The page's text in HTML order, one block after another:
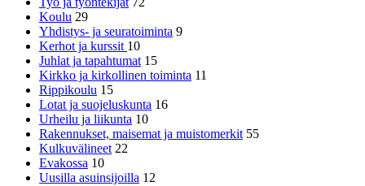
Koulu 29
Yhdistys- ja seuratoiminta 9
Kerhot ja kurssit 10
Juhlat ja tapahtumat 15
Kirkko ja kirkollinen toiminta 11
Rippikoulu 15
Lotat ja suojeluskunta 16
Urheilu ja liikunta 10
Rakennukset, maisemat ja muistomerkit 55
Kulkuvälineet 22
Evakossa 10
Uusilla asuinsijoilla 12